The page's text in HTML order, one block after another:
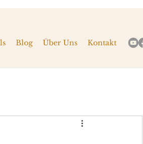
Blog Über Uns Kontakt